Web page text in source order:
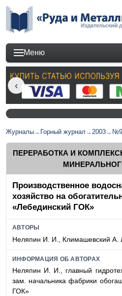
Меню
Журналы→ Горный журнал →2003→ №9
ПЕРЕРАБОТКА И
Производственное
хозяйство на
«Лебединский ГОК»
АВТОРЫ
Неляпин И. И., Климашевский А.
ИНФОРМАЦИЯ ОБ АВТОРАХ
Неляпин И. И., главный
зам. начальника фабрики
ГОК»